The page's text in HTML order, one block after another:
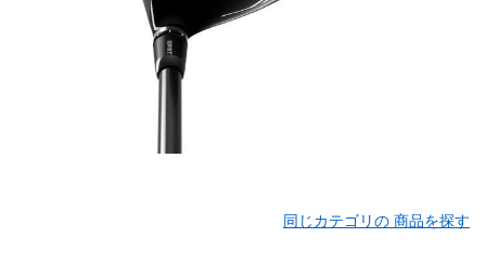
同じカテゴリの 商品を探す